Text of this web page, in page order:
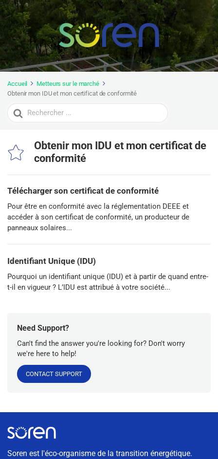
Accueil
Metteurs sur le marché
Obtenir mon IDU et mon certificat de conformité
Search
For
Obtenir mon IDU et mon certificat de
conformité
Télécharger son certificat de conformité
Pour être en conformité avec la réglementation DEEE et
accéder à son certificat de conformité, un producteur de
panneaux solaires...
Identifiant Unique (IDU)
Pourquoi un identifiant unique (IDU) et à partir de quand entre-
t-il en vigueur ? L’IDU est attribué à votre société...
Need Support?
Can't find the answer you're looking for? Don't worry
we're here to help!
CONTACT SUPPORT
Soren est l'éco-organisme de la transition énergétique.